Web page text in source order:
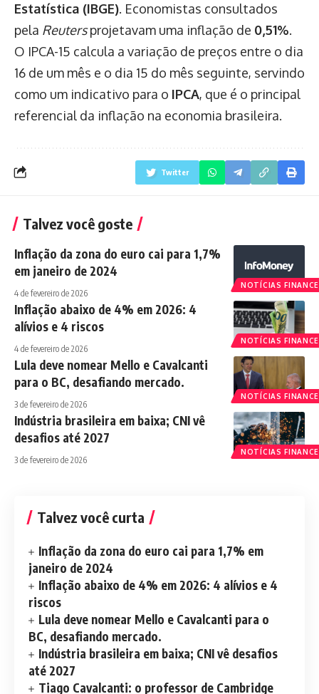
Estatística (IBGE). Economistas consultados
pela Reutersprojetavam uma inflação de 0,51%.
O IPCA-15 calcula a variação de preços entre o dia
16 de um mês e o dia 15 do mês seguinte, servindo
como um indicativo para o IPCA, que é o principal
referencial da inflação na economia brasileira.
Twitter
Talvez você goste
NOTÍCIAS
Inflação da zona do euro cai para 1,7%
em janeiro de 2024
4 de fevereiro de 2026
NOTÍCIAS
Inflação abaixo de 4% em 2026: 4
alívios e 4 riscos
4 de fevereiro de 2026
NOTÍCIAS
Lula deve nomear Mello e Cavalcanti
para o BC, desafiando mercado.
3 de fevereiro de 2026
NOTÍCIAS
Indústria brasileira em baixa; CNI vê
desafios até 2027
3 de fevereiro de 2026
Talvez você curta
Inflação da zona do euro cai para 1,7% em
janeiro de 2024
Inflação abaixo de 4% em 2026: 4 alívios e 4
riscos
Lula deve nomear Mello e Cavalcanti para o
BC, desafiando mercado.
Indústria brasileira em baixa; CNI vê desafios
até 2027
Tiago Cavalcanti: o professor de Cambridge